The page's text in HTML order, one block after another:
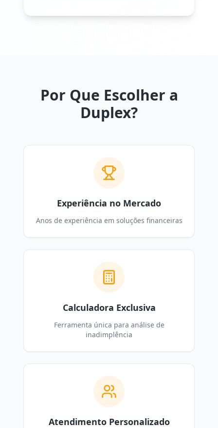
Por Que Escolher a
Duplex?
Experiência no Mercado
Anos de experiência em soluções financeiras
Calculadora Exclusiva
Ferramenta única para análise de
inadimplência
Atendimento Personalizado